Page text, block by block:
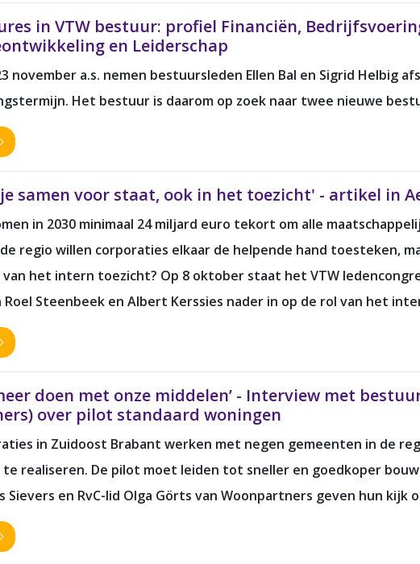
in VTW bestuur: profiel Financiën,
en Leiderschap
november a.s. nemen bestuursleden Ellen Bal en Sigrid Helbig
Het bestuur is daarom op zoek naar twee nieuwe
samen voor staat, ook in het toezicht' - artikel in
in 2030 minimaal 24 miljard euro tekort om alle
regio willen corporaties elkaar de helpende hand toesteken,
van het intern toezicht? Op 8 oktober staat het VTW
Roel Steenbeek en Albert Kerssies nader in op de rol van het
doen met onze middelen’ - Interview met
over pilot standaard woningen
in Zuidoost Brabant werken met negen gemeenten in de
realiseren. De pilot moet leiden tot sneller en goedkoper
Sievers en RvC-lid Olga Görts van Woonpartners geven hun kijk